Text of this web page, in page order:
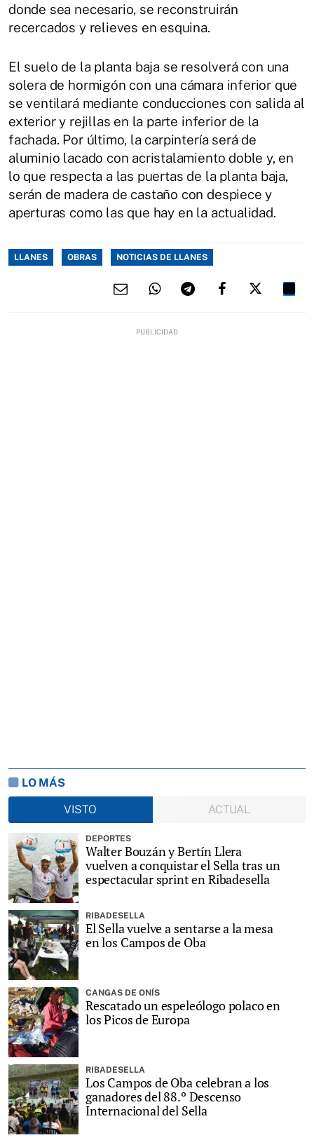
donde sea necesario, se reconstruirán
recercados y relieves en esquina.
El suelo de la planta baja se resolverá con una
solera de hormigón con una cámara inferior que
se ventilará mediante conducciones con salida al
exterior y rejillas en la parte inferior de la
fachada. Por último, la carpintería será de
aluminio lacado con acristalamiento doble y, en
lo que respecta a las puertas de la planta baja,
serán de madera de castaño con despiece y
aperturas como las que hay en la actualidad.
LLANES OBRAS NOTICIAS DE LLANES
LO MÁS
VISTO
ACTUAL
DEPORTES
Walter Bouzán y Bertín Llera
vuelven a conquistar el Sella tras un
espectacular sprint en Ribadesella
RIBADESELLA
El Sella vuelve a sentarse a la mesa
en los Campos de Oba
CANGAS DE ONÍS
Rescatado un espeleólogo polaco en
los Picos de Europa
RIBADESELLA
Los Campos de Oba celebran a los
ganadores del 88.º Descenso
Internacional del Sella